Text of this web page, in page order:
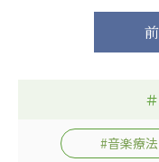
#音楽療法